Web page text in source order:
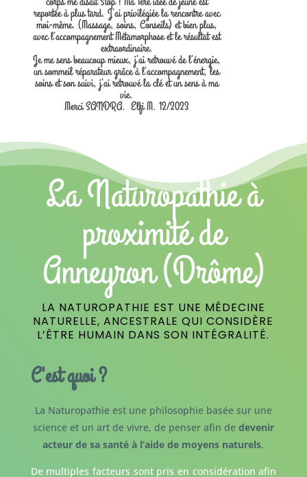
reportée à plus tard. J’ai privilégiée la rencontre avec
moi-même. (Massage, soins, Conseils) et bien plus,
avec l’accompagnement Métamorphose et le résultat est
extraordinaire.
Je me sens beaucoup mieux, j’ai retrouvé de l’énergie,
un sommeil réparateur grâce à l’accompagnement, les
soins et son suivi, j’ai retrouvé la clé et un sens à ma
vie.
Merci SANDRA. Elfi M. 12/2023
La Naturopathie à
proximité de
Anneyron (Drôme)
LA NATUROPATHIE EST UNE MÉDECINE
NATURELLE, ANCESTRALE QUI CONSIDÈRE
L’ÊTRE HUMAIN DANS SON INTÉGRALITÉ.
C'est quoi ?
La Naturopathie est une philosophie basée sur une
science et un art de vivre, de penser afin de devenir
acteur de sa santé à l’aide de moyens naturels.
De multiples facteurs sont pris en considération afin